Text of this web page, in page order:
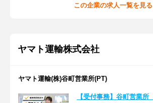
この企業の求人一覧を見る
ヤマト運輸株式会社
ヤマト運輸(株)谷町営業所(PT)
【受付事務】谷町営業所